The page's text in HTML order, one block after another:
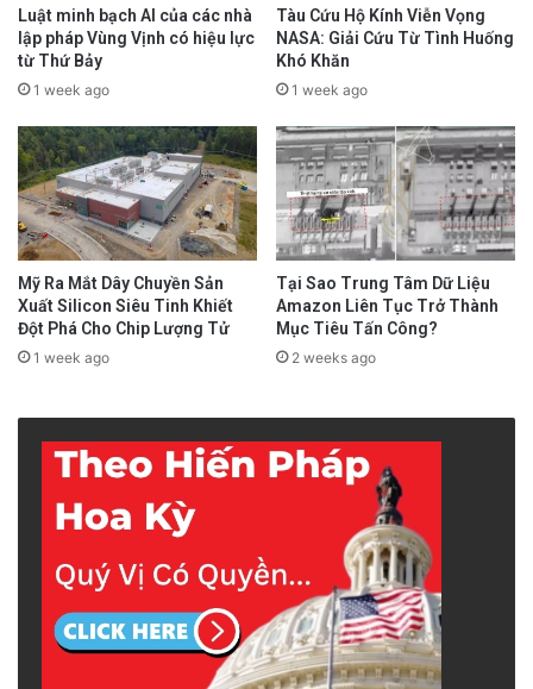
Luật minh bạch AI của các nhà
lập pháp Vùng Vịnh có hiệu lực
từ Thứ Bảy
1 week ago
Tàu Cứu Hộ Kính Viễn Vọng
NASA: Giải Cứu Từ Tình Huống
Khó Khăn
1 week ago
Mỹ Ra Mắt Dây Chuyền Sản
Xuất Silicon Siêu Tinh Khiết
Đột Phá Cho Chip Lượng Tử
1 week ago
Tại Sao Trung Tâm Dữ Liệu
Amazon Liên Tục Trở Thành
Mục Tiêu Tấn Công?
2 weeks ago